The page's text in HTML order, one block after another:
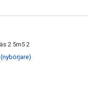
2 5m5 2